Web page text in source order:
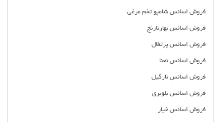
فروش اسانس شامپو تخم مرغی
فروش اسانس بهارنارنج
فروش اسانس پرتغال
فروش اسانس نعنا
فروش اسانس نارگیل
فروش اسانس بلوبری
فروش اسانس خیار